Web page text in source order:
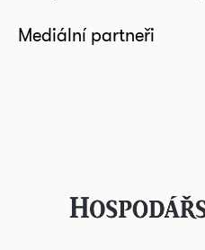
Mediální partneři